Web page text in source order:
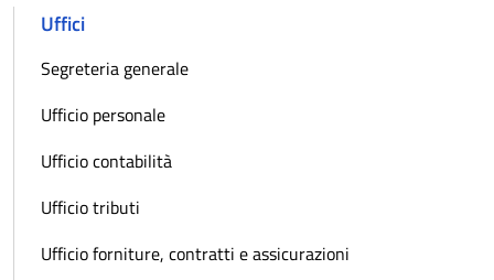
Uffici
Segreteria generale
Ufficio personale
Ufficio contabilità
Ufficio tributi
Ufficio forniture, contratti e assicurazioni